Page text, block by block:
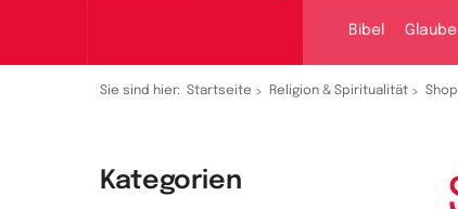
Bibel Glaube
Sie sind hier: Startseite Religion & Spiritualität Shop
Kategorien